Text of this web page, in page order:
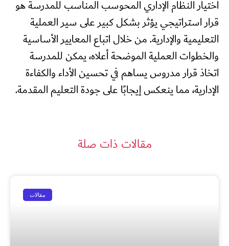
اختيار النظام الإداري المحوسب المناسب للمدرسة هو
قرار استراتيجي يؤثر بشكل كبير على سير العملية
التعليمية والإدارية. من خلال اتباع المعايير الأساسية
والخطوات العملية الموضحة أعلاه، يمكن للمدرسة
اتخاذ قرار مدروس يساهم في تحسين الأداء والكفاءة
الإدارية، مما ينعكس إيجابًا على جودة التعليم المقدمة.
مقالات ذات صلة
مقالات